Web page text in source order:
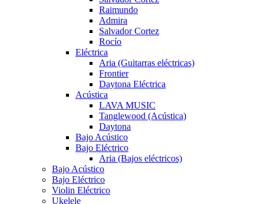
Raimundo
Admira
Salvador Cortez
Rocío
Eléctrica
Aria (Guitarras eléctricas)
Frontier
Daytona Eléctrica
Acústica
LAVA MUSIC
Tanglewood (Acústica)
Daytona
Bajo Acústico
Bajo Eléctrico
Aria (Bajos eléctricos)
Bajo Acústico
Bajo Eléctrico
Violin Eléctrico
Ukelele